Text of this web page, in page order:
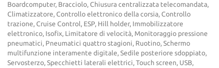
Boardcomputer, Bracciolo, Chiusura centralizzata telecomandata,
Climatizzatore, Controllo elettronico della corsia, Controllo
trazione, Cruise Control, ESP, Hill holder, Immobilizzatore
elettronico, Isofix, Limitatore di velocità, Monitoraggio pressione
pneumatici, Pneumatici quattro stagioni, Ruotino, Schermo
multifunzione interamente digitale, Sedile posteriore sdoppiato,
Servosterzo, Specchietti laterali elettrici, Touch screen, USB,